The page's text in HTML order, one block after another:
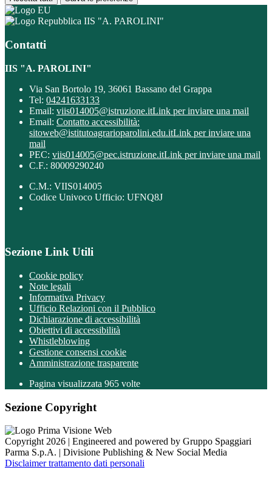
IIS "A. PAROLINI"
Contatti
IIS "A. PAROLINI"
Via San Bortolo 19, 36061 Bassano del Grappa
Tel: 04241633133
Email: viis014005@istruzione.itLink per inviare una mail
Email: Contatto accessibilità:
sitoweb@istitutoagrarioparolini.edu.itLink per inviare una
mail
PEC: viis014005@pec.istruzione.itLink per inviare una mail
C.F.: 80009290240
C.M.: VIIS014005
Codice Univoco Ufficio: UFNQ8J
Sezione Link Utili
Cookie policy
Note legali
Informativa Privacy
Ufficio Relazioni con il Pubblico
Dichiarazione di accessibilità
Obiettivi di accessibilità
Whistleblowing
Gestione consensi cookie
Amministrazione trasparente
Pagina visualizzata 965 volte
Sezione Copyright
Copyright 2026 | Engineered and powered by Gruppo Spaggiari
Parma S.p.A. | Divisione Publishing & New Social Media
Disclaimer trattamento dati personali